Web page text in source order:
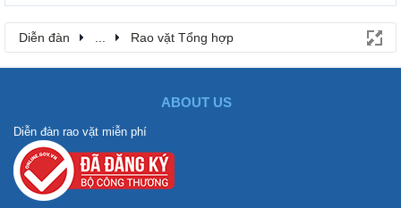
Diễn đàn Rao vặt Tổng hợp
ABOUT US
Diễn đàn rao vặt miễn phí